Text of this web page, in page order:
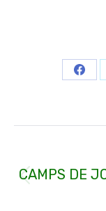
article
CAMPS DE